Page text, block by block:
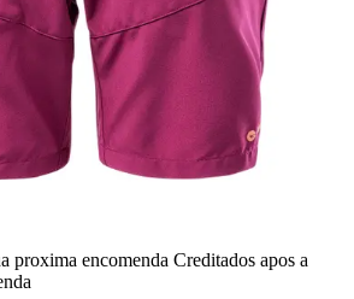
proxima encomenda Creditados apos a